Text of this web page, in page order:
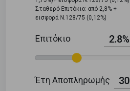
Σταθερό Επιτόκιο: από 2,8% +
εισφορά Ν.128/75 (0,12%)
Επιτόκιο 2.8%
Έτη Αποπληρωμής 30